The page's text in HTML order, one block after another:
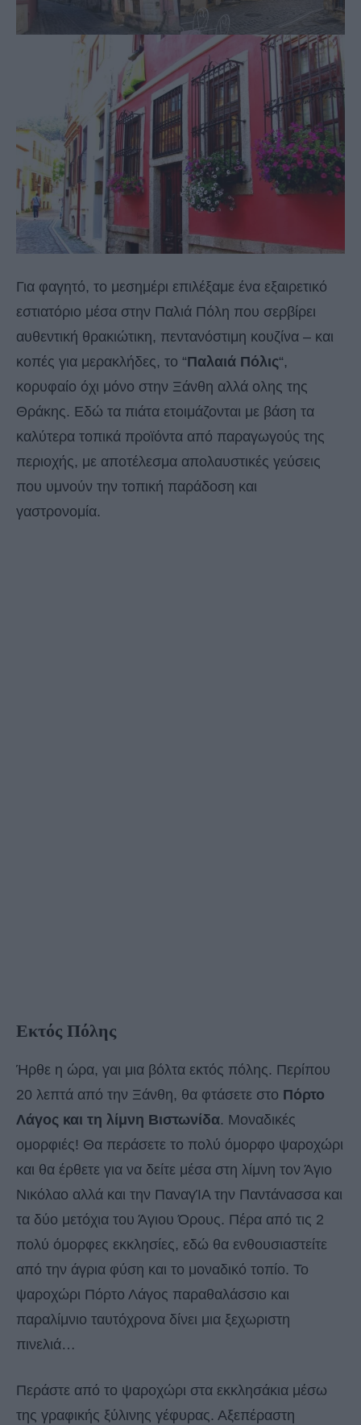
Για φαγητό, το μεσημέρι επιλέξαμε ένα εξαιρετικό
εστιατόριο μέσα στην Παλιά Πόλη που σερβίρει
αυθεντική θρακιώτικη, πεντανόστιμη κουζίνα – και
κοπές για μερακλήδες, το “Παλαιά Πόλις“,
κορυφαίο όχι μόνο στην Ξάνθη αλλά ολης της
Θράκης. Εδώ τα πιάτα ετοιμάζονται με βάση τα
καλύτερα τοπικά προϊόντα από παραγωγούς της
περιοχής, με αποτέλεσμα απολαυστικές γεύσεις
που υμνούν την τοπική παράδοση και
γαστρονομία.
Εκτός Πόλης
Ήρθε η ώρα, γαι μια βόλτα εκτός πόλης. Περίπου
20 λεπτά από την Ξάνθη, θα φτάσετε στο Πόρτο
Λάγος και τη λίμνη Βιστωνίδα. Μοναδικές
ομορφιές! Θα περάσετε το πολύ όμορφο ψαροχώρι
και θα έρθετε για να δείτε μέσα στη λίμνη τον Άγιο
Νικόλαο αλλά και την ΠαναγΊΑ την Παντάνασσα και
τα δύο μετόχια του Άγιου Όρους. Πέρα από τις 2
πολύ όμορφες εκκλησίες, εδώ θα ενθουσιαστείτε
από την άγρια φύση και το μοναδικό τοπίο. Το
ψαροχώρι Πόρτο Λάγος παραθαλάσσιο και
παραλίμνιο ταυτόχρονα δίνει μια ξεχωριστη
πινελιά…
Περάστε από το ψαροχώρι στα εκκλησάκια μέσω
της γραφικής ξύλινης γέφυρας. Αξεπέραστη